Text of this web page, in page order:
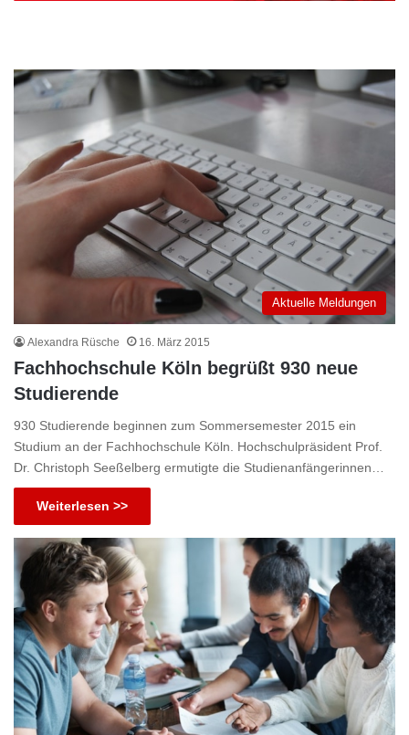
Aktuelle Meldungen
Alexandra Rüsche 16. März 2015
Fachhochschule Köln begrüßt 930 neue
Studierende
930 Studierende beginnen zum Sommersemester 2015 ein
Studium an der Fachhochschule Köln. Hochschulpräsident Prof.
Dr. Christoph Seeßelberg ermutigte die Studienanfängerinnen…
Weiterlesen >>